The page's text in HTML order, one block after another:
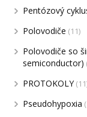
Pentózový
Polovodiče (11)
Polovodiče so
semiconductor)
PROTOKOLY
Pseudohypoxia